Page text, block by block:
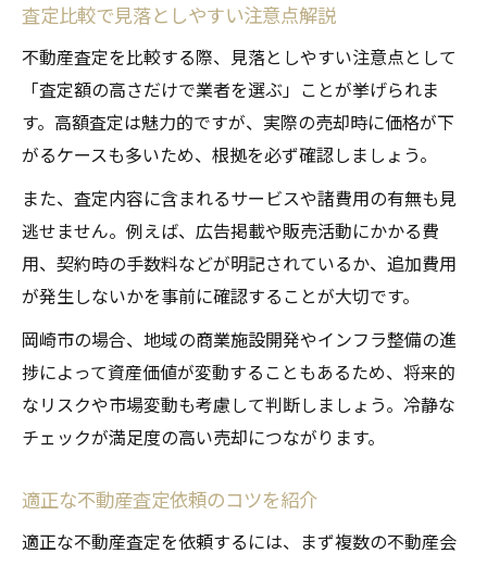
査定比較で見落としやすい注意点解説
不動産査定を比較する際、見落としやすい注意点として
「査定額の高さだけで業者を選ぶ」ことが挙げられま
す。高額査定は魅力的ですが、実際の売却時に価格が下
がるケースも多いため、根拠を必ず確認しましょう。
また、査定内容に含まれるサービスや諸費用の有無も見
逃せません。例えば、広告掲載や販売活動にかかる費
用、契約時の手数料などが明記されているか、追加費用
が発生しないかを事前に確認することが大切です。
岡崎市の場合、地域の商業施設開発やインフラ整備の進
捗によって資産価値が変動することもあるため、将来的
なリスクや市場変動も考慮して判断しましょう。冷静な
チェックが満足度の高い売却につながります。
適正な不動産査定依頼のコツを紹介
適正な不動産査定を依頼するには、まず複数の不動産会